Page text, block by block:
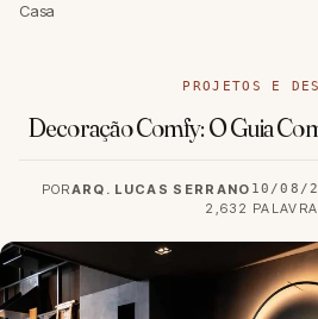
Casa
PROJETOS E
Decoração Comfy: O Guia
PORARQ. LUCAS SERRANO 10/08/
2,632